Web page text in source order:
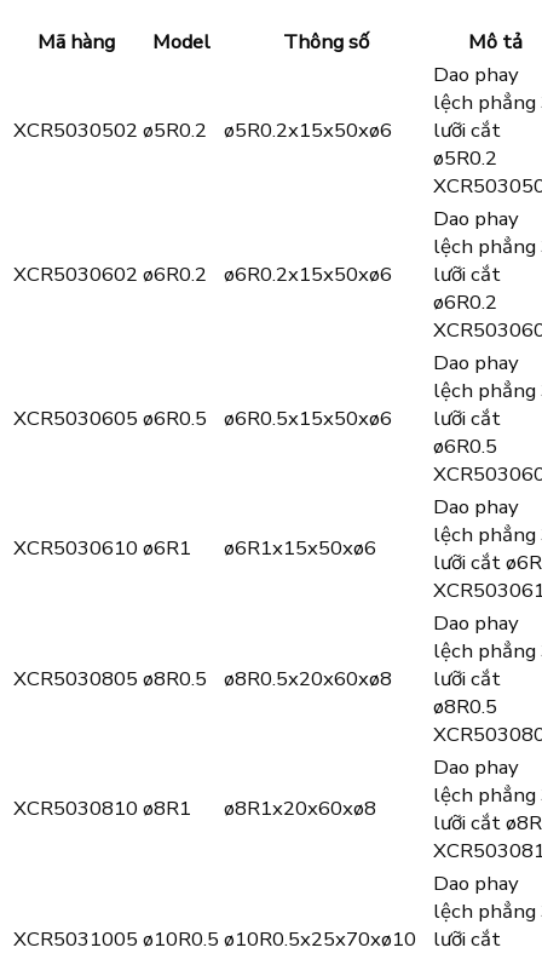
Mã hàng Model Thông số Mô tả
XCR5030502 ø5R0.2 ø5R0.2x15x50xø6
Dao phay
lệch phẳng
lưỡi cắt
ø5R0.2
XCR5030602 ø6R0.2 ø6R0.2x15x50xø6
Dao phay
lệch phẳng
lưỡi cắt
ø6R0.2
XCR5030605 ø6R0.5 ø6R0.5x15x50xø6
Dao phay
lệch phẳng
lưỡi cắt
ø6R0.5
XCR5030610 ø6R1 ø6R1x15x50xø6
Dao phay
lệch phẳng
lưỡi cắt
XCR5030805 ø8R0.5 ø8R0.5x20x60xø8
Dao phay
lệch phẳng
lưỡi cắt
ø8R0.5
XCR5030810 ø8R1 ø8R1x20x60xø8
Dao phay
lệch phẳng
lưỡi cắt
XCR5031005 ø10R0.5 ø10R0.5x25x70xø10
Dao phay
lệch phẳng
lưỡi cắt